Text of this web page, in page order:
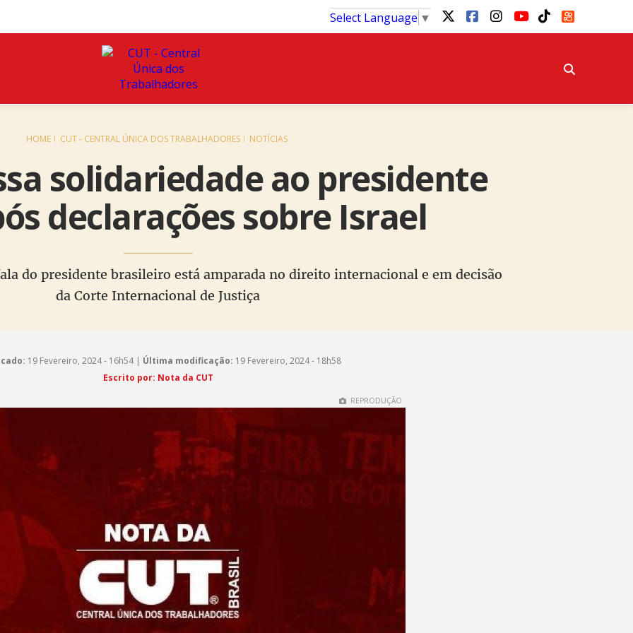
Select Language ▼
HOME CUT - CENTRAL ÚNICA DOS TRABALHADORES NOTÍCIAS
solidariedade ao presidente
declarações sobre Israel
do presidente brasileiro está amparada no direito internacional e em decisão
da Corte Internacional de Justiça
19 Fevereiro, 2024 - 16h54 | Última modificação: 19 Fevereiro, 2024 - 18h58
Escrito por: Nota da CUT
REPRODUÇÃO